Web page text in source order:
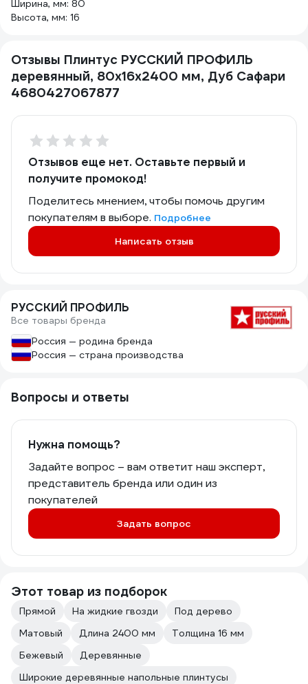
Ширина, мм: 80
Высота, мм: 16
Отзывы Плинтус РУССКИЙ ПРОФИЛЬ
деревянный, 80х16х2400 мм, Дуб Сафари
4680427067877
Отзывов еще нет. Оставьте первый и
получите промокод!
Поделитесь мнением, чтобы помочь другим
покупателям в выборе. Подробнее
Написать отзыв
РУССКИЙ ПРОФИЛЬ
Все товары бренда
Россия — родина бренда
Россия — страна производства
Вопросы и ответы
Нужна помощь?
Задайте вопрос – вам ответит наш эксперт,
представитель бренда или один из
покупателей
Задать вопрос
Этот товар из подборок
Прямой На жидкие гвозди
Под дерево
Матовый
Длина 2400 мм
Толщина 16 мм
Бежевый
Деревянные
Широкие деревянные напольные плинтусы